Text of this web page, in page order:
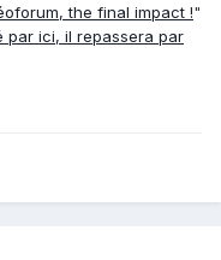
the final impact !"
par ici, il repassera par